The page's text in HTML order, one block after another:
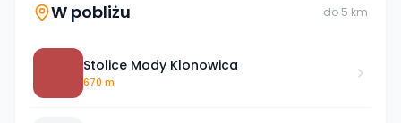
W pobliżu do 5 km
Stolice Mody Klonowica
670 m